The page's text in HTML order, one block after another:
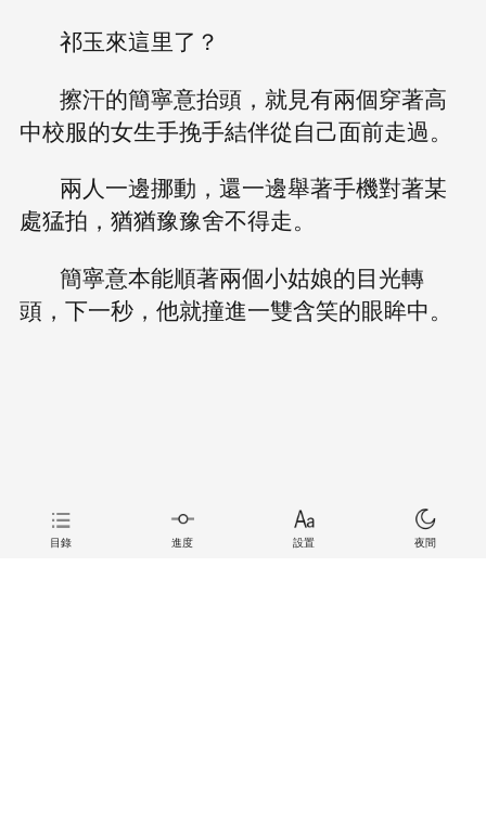
祁玉來這里了？
擦汗的簡寧意抬頭，就見有兩個穿著高
中校服的女生手挽手結伴從自己面前走過。
兩人一邊挪動，還一邊舉著手機對著某
處猛拍，猶猶豫豫舍不得走。
簡寧意本能順著兩個小姑娘的目光轉
頭，下一秒，他就撞進一雙含笑的眼眸中。
目錄 進度 設置 夜間